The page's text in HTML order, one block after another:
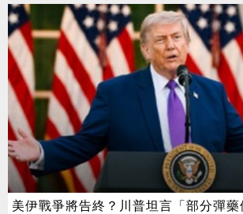
美伊戰爭將告終？川普坦言「部分彈藥